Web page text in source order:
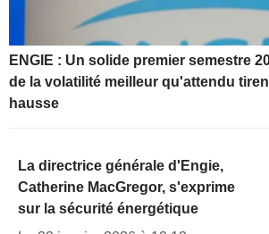
ENGIE : Un solide premier semestre
de la volatilité meilleur qu'attendu
hausse
La directrice générale d'Engie,
Catherine MacGregor, s'exprime
sur la sécurité énergétique